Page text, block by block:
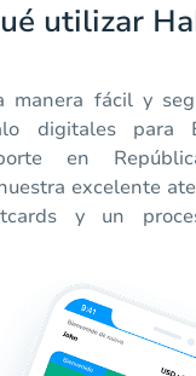
utilizar
manera fácil y
digitales para
en
excelente
y un